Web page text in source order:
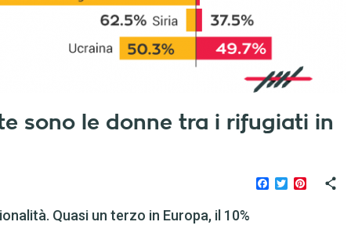
sono le donne tra i rifugiati in
Facebook
TwitterPinterest
Quasi un terzo in Europa, il 10%